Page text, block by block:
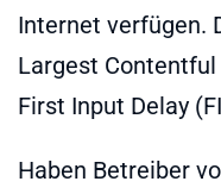
Internet verfügen.
Largest
First Input Delay
Haben Betreiber